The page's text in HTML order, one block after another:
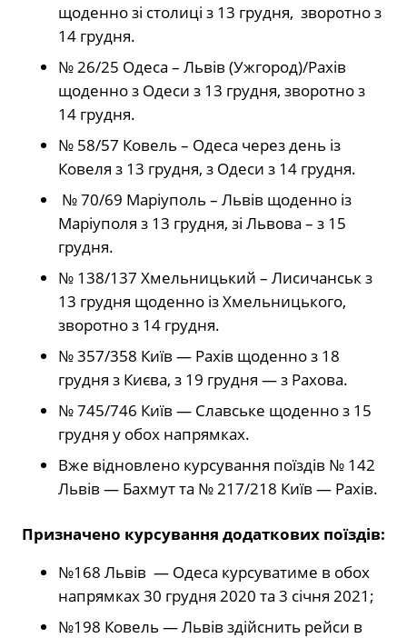
щоденно зі столиці з 13 грудня, зворотно з
14 грудня.
№ 26/25 Одеса – Львів (Ужгород)/Рахів
щоденно з Одеси з 13 грудня, зворотно з
14 грудня.
№ 58/57 Ковель – Одеса через день із
Ковеля з 13 грудня, з Одеси з 14 грудня.
№ 70/69 Маріуполь – Львів щоденно із
Маріуполя з 13 грудня, зі Львова – з 15
грудня.
№ 138/137 Хмельницький – Лисичанськ з
13 грудня щоденно із Хмельницького,
зворотно з 14 грудня.
№ 357/358 Київ — Рахів щоденно з 18
грудня з Києва, з 19 грудня — з Рахова.
№ 745/746 Київ — Славське щоденно з 15
грудня у обох напрямках.
Вже відновлено курсування поїздів № 142
Львів — Бахмут та № 217/218 Київ — Рахів.
Призначено курсування додаткових поїздів:
№168 Львів — Одеса курсуватиме в обох
напрямках 30 грудня 2020 та 3 січня 2021;
№198 Ковель — Львів здійснить рейси в